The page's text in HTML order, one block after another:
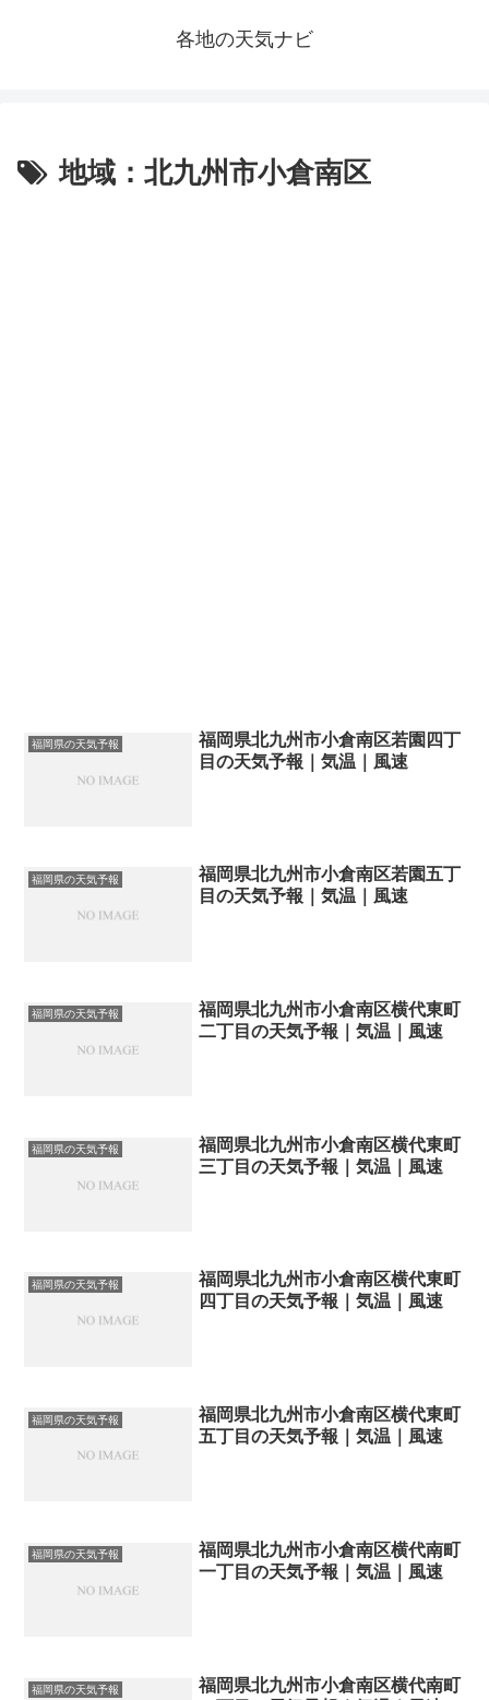
各地の天気ナビ
地域：北九州市小倉南区
福岡県の天気予報
福岡県北九州市小倉南区若園四丁
目の天気予報｜気温｜風速
福岡県の天気予報
福岡県北九州市小倉南区若園五丁
目の天気予報｜気温｜風速
福岡県の天気予報
福岡県北九州市小倉南区横代東町
二丁目の天気予報｜気温｜風速
福岡県の天気予報
福岡県北九州市小倉南区横代東町
三丁目の天気予報｜気温｜風速
福岡県の天気予報
福岡県北九州市小倉南区横代東町
四丁目の天気予報｜気温｜風速
福岡県の天気予報
福岡県北九州市小倉南区横代東町
五丁目の天気予報｜気温｜風速
福岡県の天気予報
福岡県北九州市小倉南区横代南町
一丁目の天気予報｜気温｜風速
福岡県の天気予報
福岡県北九州市小倉南区横代南町